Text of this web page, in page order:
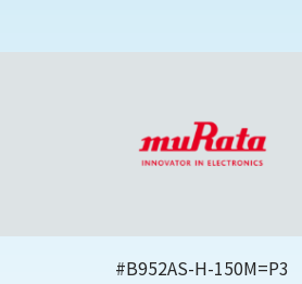
#B952AS-H-150M=P3